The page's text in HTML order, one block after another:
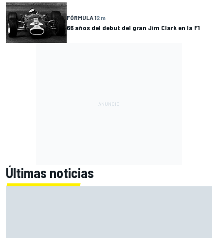
FÓRMULA 12 m
66 años del debut del gran Jim Clark en la F1
Últimas noticias